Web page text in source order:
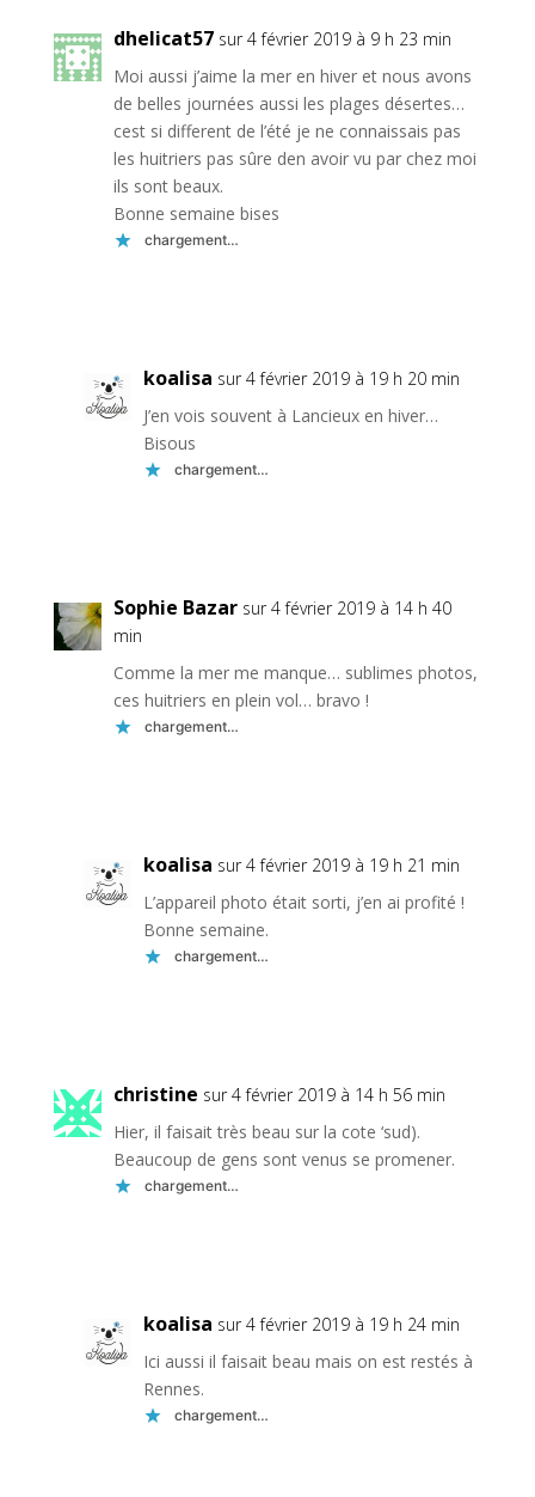
dhelicat57 sur 4 février 2019 à 9 h 23 min
Moi aussi j’aime la mer en hiver et nous avons
de belles journées aussi les plages désertes…
cest si different de l’été je ne connaissais pas
les huitriers pas sûre den avoir vu par chez moi
ils sont beaux.
Bonne semaine bises
chargement…
koalisa sur 4 février 2019 à 19 h 20 min
J’en vois souvent à Lancieux en hiver…
Bisous
chargement…
Sophie Bazar sur 4 février 2019 à 14 h 40
min
Comme la mer me manque… sublimes photos,
ces huitriers en plein vol… bravo !
chargement…
koalisa sur 4 février 2019 à 19 h 21 min
L’appareil photo était sorti, j’en ai profité !
Bonne semaine.
chargement…
christine sur 4 février 2019 à 14 h 56 min
Hier, il faisait très beau sur la cote ‘sud).
Beaucoup de gens sont venus se promener.
chargement…
koalisa sur 4 février 2019 à 19 h 24 min
Ici aussi il faisait beau mais on est restés à
Rennes.
chargement…